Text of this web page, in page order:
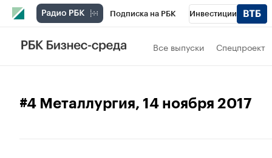
Подписка на РБК Инвестиции
Спорт Все выпуски Спецпроект
#4 Металлургия, 14 ноября 2017